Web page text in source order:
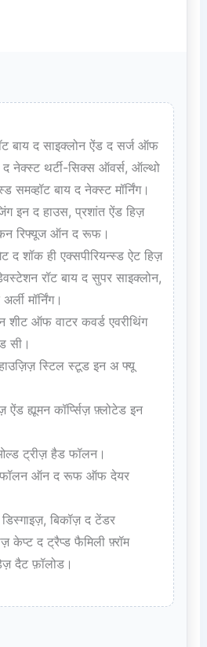
बाय द साइक्लोन ऐंड द सर्ज ऑफ
नेक्स्ट थर्टी-सिक्स ऑवर्स, ऑल्थो
समव्हॉट बाय द नेक्स्ट मॉर्निंग।
इन द हाउस, प्रशांत ऐंड हिज़
रिफ्यूज ऑन द रूफ।
द शॉक ही एक्सपीरियन्स्ड ऐट हिज़
रॉट बाय द सुपर साइक्लोन,
मॉर्निंग।
शीट ऑफ वाटर कवर्ड एवरीथिंग
सी।
स्टिल स्टूड इन अ फ्यू
ऐंड ह्यूमन कॉर्प्सिज़ फ़्लोटेड इन
ट्रीज़ हैड फॉलन।
फॉलन ऑन द रूफ ऑफ देयर
बिकॉज़ द टेंडर
केप्ट द ट्रैप्ड फैमिली फ़्रॉम
दैट फ़ॉलोड।